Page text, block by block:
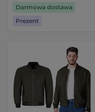
Darmowa dostawa
Prezent